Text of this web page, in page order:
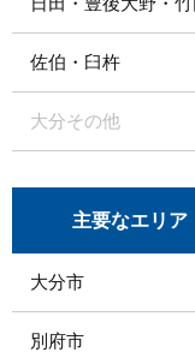
佐伯・臼杵
大分その他
主要なエリア
大分市
別府市